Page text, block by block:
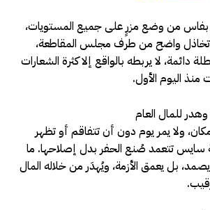
من وضع مزرٍ على جميع المستويات،
واضح من طرف مجلس المقاطعة،
دائمة، لا يربطه بالواقع إلا كثرة الشعارات
منذ اليوم الأول.
ولا يمر يوم دون أن تتفاقم أو تظهر
سايس تتعمد صُنع الحفر بدل إصلاحها. ما
بل يعمق الأزمة، ويُهدَر من خلاله المال